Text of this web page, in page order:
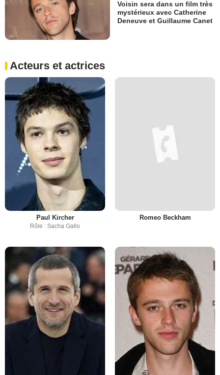
Voisin sera dans un film très
mystérieux avec Catherine
Deneuve et Guillaume Canet
Acteurs et actrices
Paul Kircher
Rôle : Sacha Gallo
Romeo Beckham